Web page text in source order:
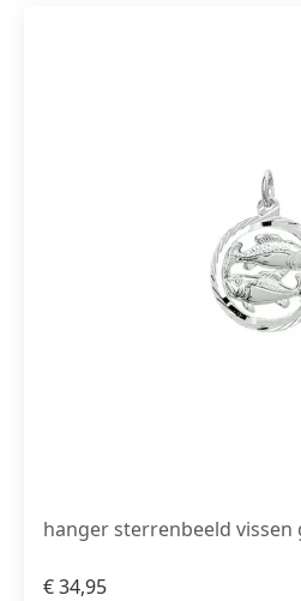
hanger sterrenbeeld vissen
€34,95